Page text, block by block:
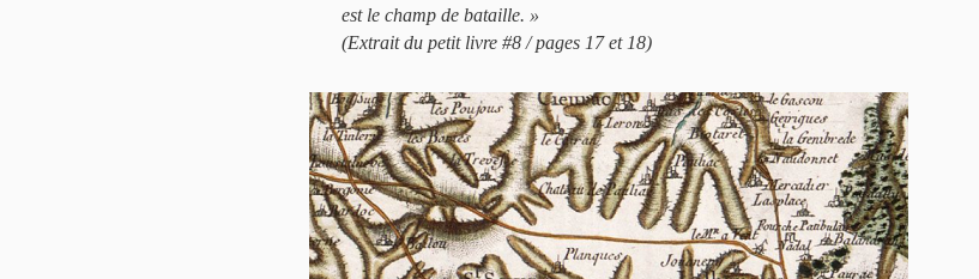
est le champ de bataille. »
(Extrait du petit livre #8 / pages 17 et 18)